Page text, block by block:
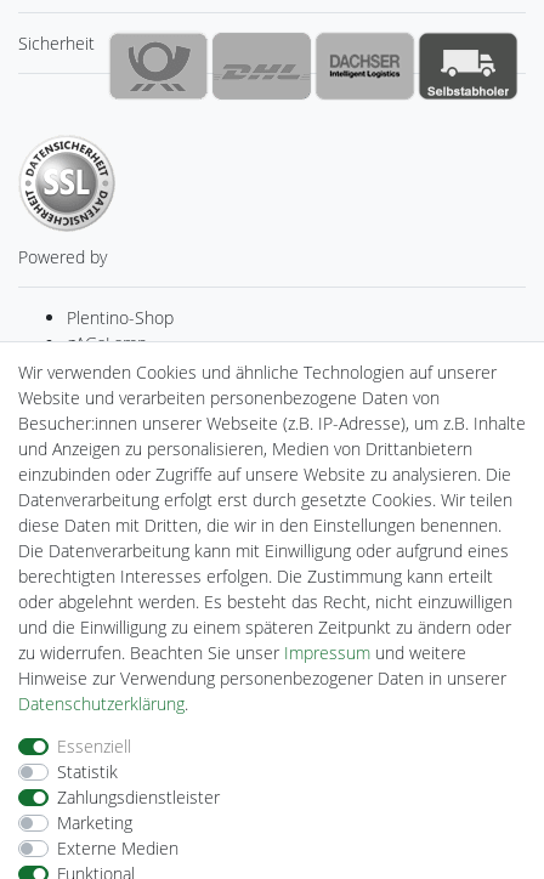
Sicherheit
Powered by
Plentino-Shop
gAGaLamp
Drohnenstore24
MeinUSB
Batteriespeicher
PlentiSolar
Gebrauchtlicht
Ledkauf
DEYESOLAR
Lightech Connect
CardanLight Europe
FORTIMO LEDs
Cardanlight-Shop
Wallbox24
Impressum
Barrierefreiheitserklärung
Wir verwenden Cookies und ähnliche Technologien auf unserer
Website und verarbeiten personenbezogene Daten von
Besucher:innen unserer Webseite (z.B. IP-Adresse), um z.B. Inhalte
und Anzeigen zu personalisieren, Medien von Drittanbietern
einzubinden oder Zugriffe auf unsere Website zu analysieren. Die
Datenverarbeitung erfolgt erst durch gesetzte Cookies. Wir teilen
diese Daten mit Dritten, die wir in den Einstellungen benennen.
Die Datenverarbeitung kann mit Einwilligung oder aufgrund eines
berechtigten Interesses erfolgen. Die Zustimmung kann erteilt
oder abgelehnt werden. Es besteht das Recht, nicht einzuwilligen
und die Einwilligung zu einem späteren Zeitpunkt zu ändern oder
zu widerrufen. Beachten Sie unser Impressum und weitere
Hinweise zur Verwendung personenbezogener Daten in unserer
Daten­schutz­erklärung.
Essenziell
Statistik
Zahlungsdienstleister
Marketing
Externe Medien
Funktional